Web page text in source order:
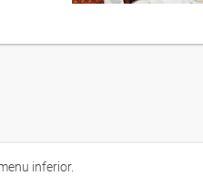
inferior.